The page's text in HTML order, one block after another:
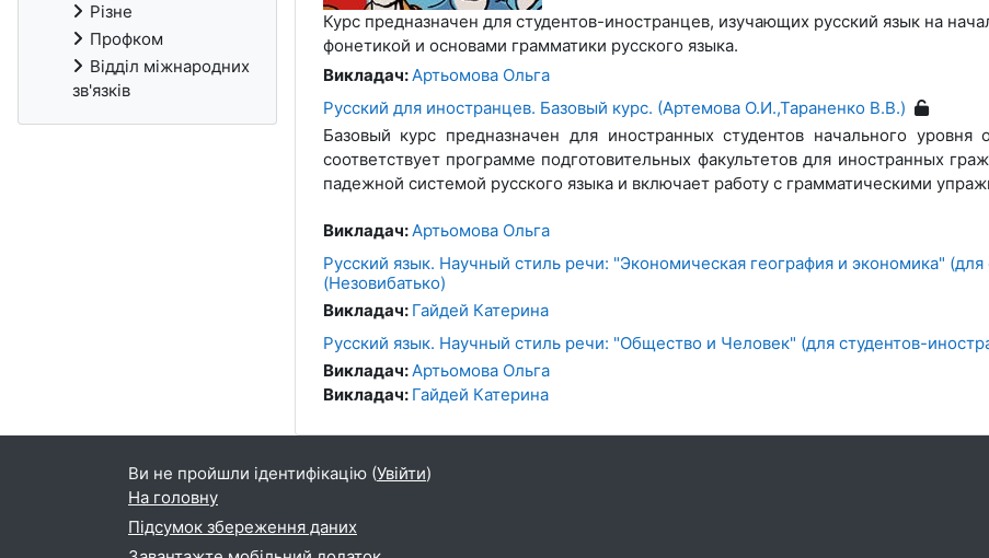
Курс предназначен для студентов-иностранцев, изучающих русский язык на
фонетикой и основами грамматики русского языка.
Викладач:Артьомова Ольга
Русский для иностранцев. Базовый курс. (Артемова О.И.,Тараненко В.В.)
Базовый курс предназначен для иностранных студентов начального
соответствует программе подготовительных факультетов для иностранных
падежной системой русского языка и включает работу с грамматическими
Викладач:Артьомова Ольга
Русский язык. Научный стиль речи: "Экономическая география и экономика"
(Незовибатько)
Викладач: Гайдей Катерина
Русский язык. Научный стиль речи: "Общество и Человек" (для студентов-
Викладач:Артьомова Ольга
Викладач: Гайдей Катерина
Різне
Профком
Відділ міжнародних
зв'язків
Ви не пройшли ідентифікацію (Увійти)
На головну
Підсумок збереження даних